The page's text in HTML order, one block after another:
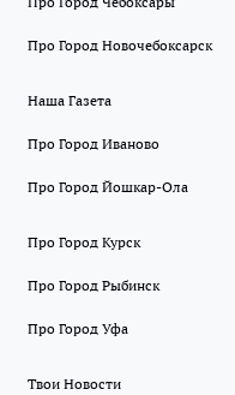
Про Город Новочебоксарск
Наша Газета
Про Город Иваново
Про Город Йошкар-Ола
Про Город Курск
Про Город Рыбинск
Про Город Уфа
Твои Новости